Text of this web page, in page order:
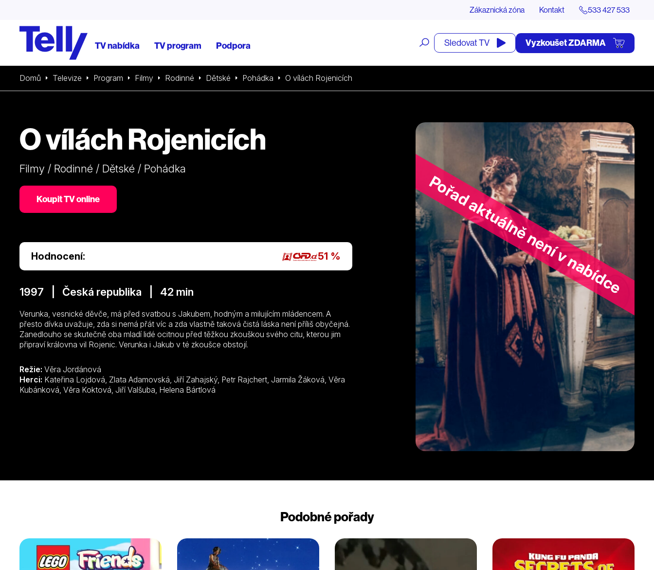
Zákaznická zóna Kontakt 533 427 533
TV nabídka TV program Podpora
Otevřít
vyhledávání
Sledovat TV Vyzkoušet ZDARMA
Domů Televize Program Filmy Rodinné Dětské Pohádka O vílách Rojenicích
Pořad aktuálně není v nabídce
O vílách Rojenicích
Filmy / Rodinné / Dětské / Pohádka
Koupit TV online
Hodnocení: 51 %
1997 | Česká republika | 42 min
Verunka, vesnické děvče, má před svatbou s Jakubem, hodným a milujícím mládencem. A
přesto dívka uvažuje, zda si nemá přát víc a zda vlastně taková čistá láska není příliš obyčejná.
Zanedlouho se skutečně oba mladí lidé ocitnou před těžkou zkouškou svého citu, kterou jim
připraví královna vil Rojenic. Verunka i Jakub v té zkoušce obstojí.
Režie: Věra Jordánová
Herci:
Kubánková, Věra Koktová, Jiří Valšuba, Helena Bártlová
Podobné pořady